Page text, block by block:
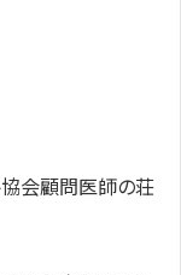
協会顧問医師の荘